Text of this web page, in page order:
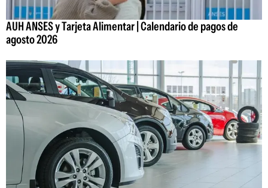
AUH ANSES y Tarjeta Alimentar | Calendario de pagos de
agosto 2026